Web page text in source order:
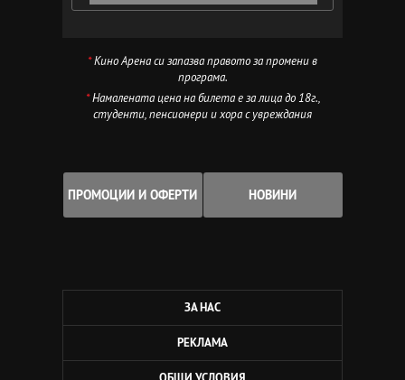
*Кино Арена си запазва правото за промени в
програма.
*Намалената цена на билета е за лица до 18г.,
студенти, пенсионери и хора с увреждания
ПРОМОЦИИ И ОФЕРТИ НОВИНИ
ЗА НАС
РЕКЛАМА